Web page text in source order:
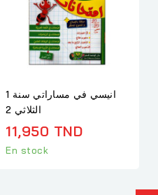
انيسي في مساراتي سنة 1
الثلاثي 2
11,950 TND
En stock